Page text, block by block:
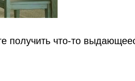
получить что-то